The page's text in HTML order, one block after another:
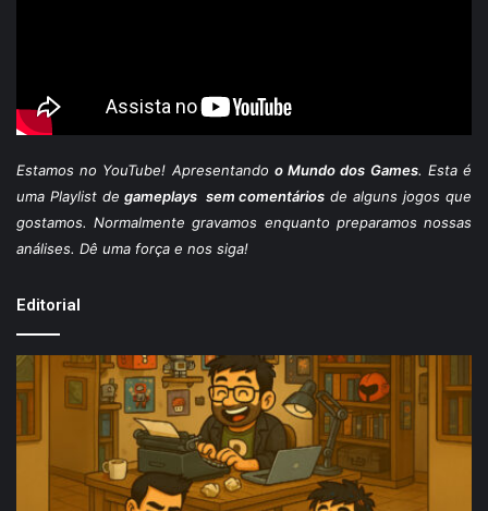
Estamosno YouTube! Apresentando o Mundo dos Games. Esta é
uma Playlist de gameplays sem comentários de alguns jogos que
gostamos. Normalmente gravamos enquanto preparamos nossas
análises. Dê uma força e nos siga!
Editorial